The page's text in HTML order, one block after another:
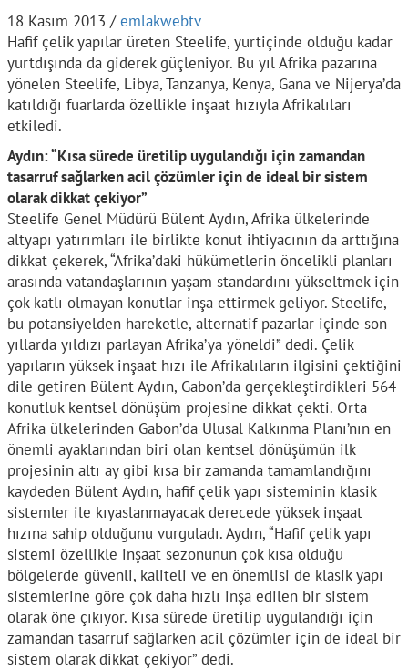
18 Kasım 2013 /emlakwebtv
Hafif çelik yapılar üreten Steelife, yurtiçinde olduğu kadar
yurtdışında da giderek güçleniyor. Bu yıl Afrika pazarına
yönelen Steelife, Libya, Tanzanya, Kenya, Gana ve Nijerya’da
katıldığı fuarlarda özellikle inşaat hızıyla Afrikalıları
etkiledi.
Aydın: “Kısa sürede üretilip uygulandığı için zamandan
tasarruf sağlarken acil çözümler için de ideal bir sistem
olarak dikkat çekiyor”
Steelife Genel Müdürü Bülent Aydın, Afrika ülkelerinde
altyapı yatırımları ile birlikte konut ihtiyacının da arttığına
dikkat çekerek, “Afrika’daki hükümetlerin öncelikli planları
arasında vatandaşlarının yaşam standardını yükseltmek için
çok katlı olmayan konutlar inşa ettirmek geliyor. Steelife,
bu potansiyelden hareketle, alternatif pazarlar içinde son
yıllarda yıldızı parlayan Afrika’ya yöneldi” dedi. Çelik
yapıların yüksek inşaat hızı ile Afrikalıların ilgisini çektiğini
dile getiren Bülent Aydın, Gabon’da gerçekleştirdikleri 564
konutluk kentsel dönüşüm projesine dikkat çekti. Orta
Afrika ülkelerinden Gabon’da Ulusal Kalkınma Planı’nın en
önemli ayaklarından biri olan kentsel dönüşümün ilk
projesinin altı ay gibi kısa bir zamanda tamamlandığını
kaydeden Bülent Aydın, hafif çelik yapı sisteminin klasik
sistemler ile kıyaslanmayacak derecede yüksek inşaat
hızına sahip olduğunu vurguladı. Aydın, “Hafif çelik yapı
sistemi özellikle inşaat sezonunun çok kısa olduğu
bölgelerde güvenli, kaliteli ve en önemlisi de klasik yapı
sistemlerine göre çok daha hızlı inşa edilen bir sistem
olarak öne çıkıyor. Kısa sürede üretilip uygulandığı için
zamandan tasarruf sağlarken acil çözümler için de ideal bir
sistem olarak dikkat çekiyor” dedi.